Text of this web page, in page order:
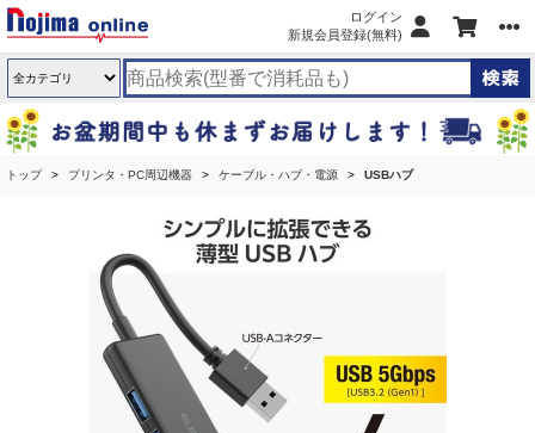
ログイン
新規会員登録(無料)
トップ プリンタ・PC周辺機器 ケーブル・ハブ・電源 USBハブ